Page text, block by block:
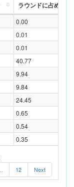
ラウンドに占める割
0.00
0.01
0.01
40.77
9.94
9.84
24.45
0.65
0.54
0.35
12 Next